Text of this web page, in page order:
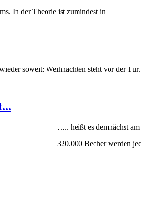
In der Theorie ist zumindest in
soweit: Weihnachten steht vor der
….. heißt es demnächst
320.000 Becher werden